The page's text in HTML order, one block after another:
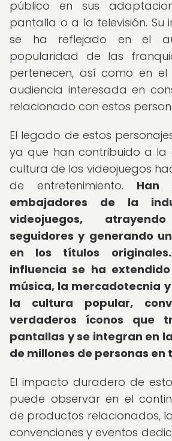
público en sus
pantalla o a la televisión. Su
se ha reflejado en el
popularidad de las
pertenecen, así como en
audiencia interesada en
relacionado con estos
El legado de estos
ya que han contribuido a la
cultura de los videojuegos
de entretenimiento. Han
embajadores de la
videojuegos,
seguidores y generando
en los títulos originales.
influencia se ha
música, la mercadotecnia
la cultura popular,
verdaderos íconos que
pantallas y se integran en
de millones de personas en
El impacto duradero de
puede observar en el
de productos relacionados,
convenciones y eventos